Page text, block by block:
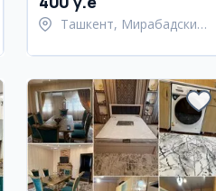
рядом с метро Кийот
Ташкент, Мирабадский